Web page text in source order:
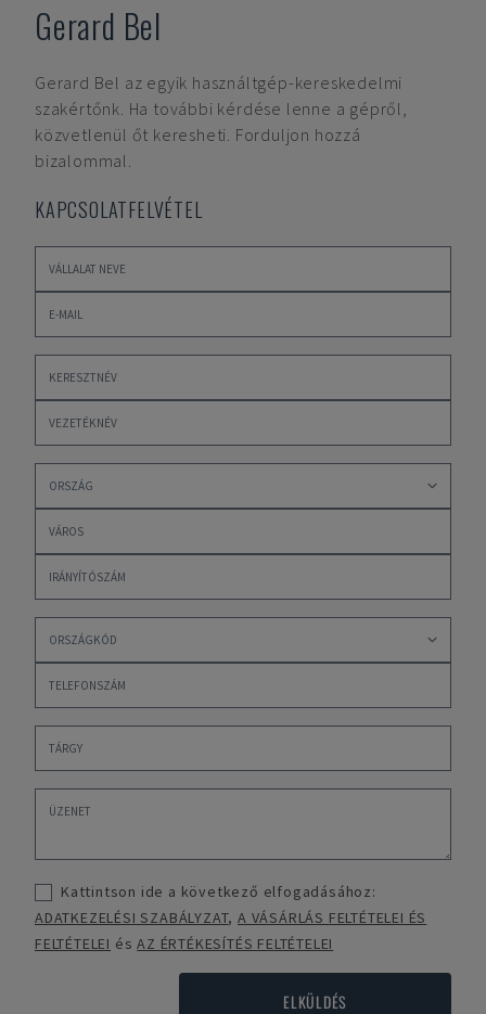
Gerard Bel
Gerard Bel az egyik használtgép-kereskedelmi
szakértőnk. Ha további kérdése lenne a gépről,
közvetlenül őt keresheti. Forduljon hozzá
bizalommal.
KAPCSOLATFELVÉTEL
Kattintson ide a következő elfogadásához:
ADATKEZELÉSI SZABÁLYZAT,A VÁSÁRLÁS FELTÉTELEI ÉS
FELTÉTELEI ésAZ ÉRTÉKESÍTÉS FELTÉTELEI
ELKÜLDÉS